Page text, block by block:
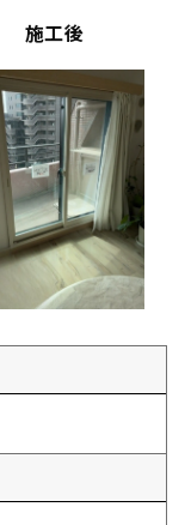
施工後